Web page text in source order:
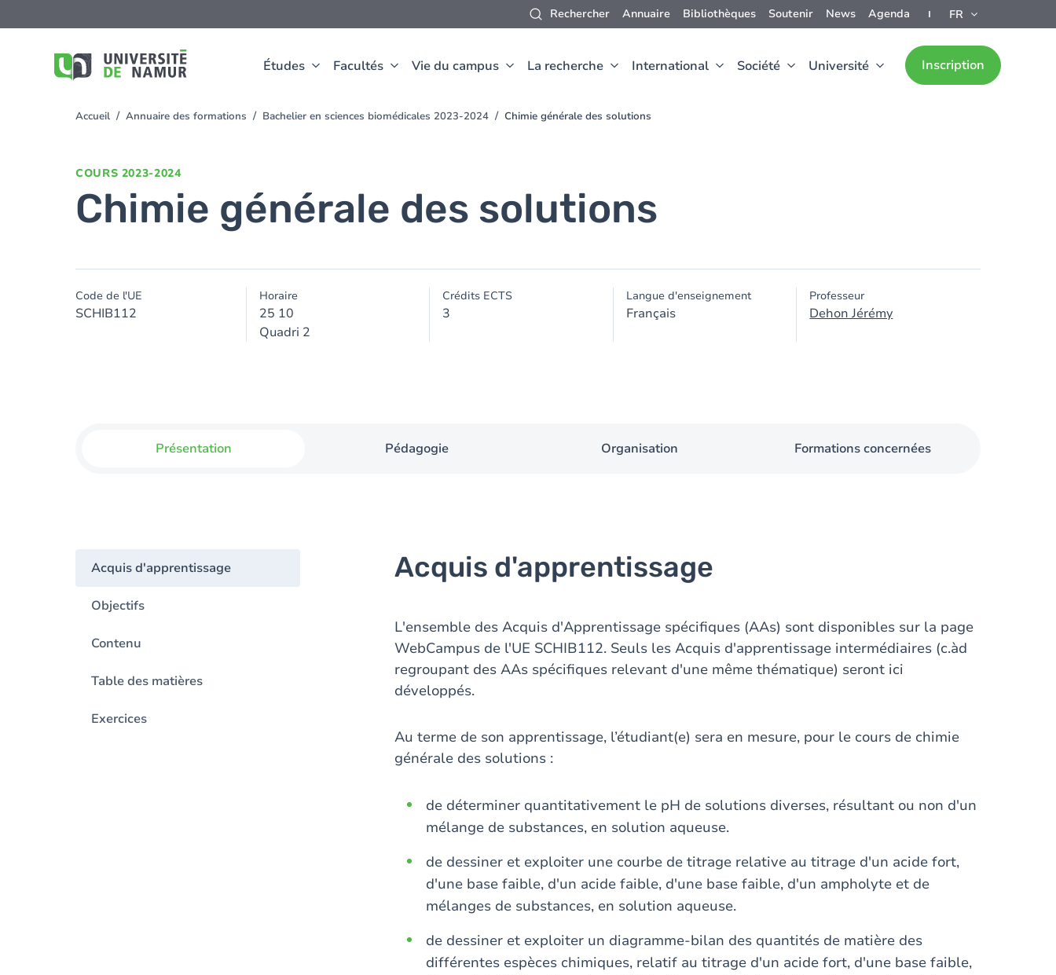
Rechercher Annuaire Bibliothèques Soutenir News Agenda FR
Études Facultés Vie du campus La recherche International Société Université Inscription
au
You
Accueil Annuaire des formations Bachelier en sciences biomédicales 2023-2024 Chimie générale des solutions
COURS 2023-2024
Chimie générale des solutions
Code de l'UE
SCHIB112
Horaire
25 10
Quadri 2
Crédits ECTS
3
Langue d'enseignement
Français
Professeur
Dehon Jérémy
Présentation Pédagogie Organisation Formations concernées
Acquis d'apprentissage
Objectifs
Contenu
Table des matières
Exercices
Acquis d'apprentissage
L'ensemble des Acquis d'Apprentissage spécifiques (AAs) sont disponibles sur la page
WebCampus de l'UE SCHIB112. Seuls les Acquis d'apprentissage intermédiaires (c.àd
regroupant des AAs spécifiques relevant d'une même thématique) seront ici
développés.
Au terme de son apprentissage, l’étudiant(e) sera en mesure, pour le cours de chimie
générale des solutions :
de déterminer quantitativement le pH de solutions diverses, résultant ou non d'un
mélange de substances, en solution aqueuse.
de dessiner et exploiter une courbe de titrage relative au titrage d'un acide fort,
d'une base faible, d'un acide faible, d'une base faible, d'un ampholyte et de
mélanges de substances, en solution aqueuse.
de dessiner et exploiter un diagramme-bilan des quantités de matière des
différentes espèces chimiques, relatif au titrage d'un acide fort, d'une base faible,